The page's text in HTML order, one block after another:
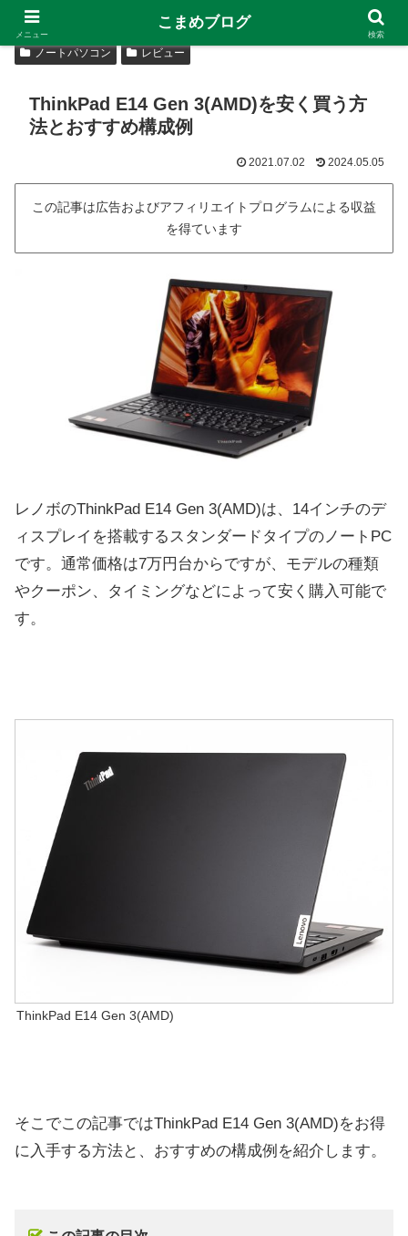
ノートパソコン レビュー
ThinkPad E14 Gen 3(AMD)を安く買う方
法とおすすめ構成例
2021.07.02 2024.05.05
この記事は広告およびアフィリエイトプログラムによる収益
を得ています
レノボのThinkPad E14 Gen 3(AMD)は、14インチのデ
ィスプレイを搭載するスタンダードタイプのノートPC
です。通常価格は7万円台からですが、モデルの種類
やクーポン、タイミングなどによって安く購入可能で
す。
ThinkPad E14 Gen 3(AMD)
そこでこの記事ではThinkPad E14 Gen 3(AMD)をお得
に入手する方法と、おすすめの構成例を紹介します。
メニュー
こまめブログ
検索